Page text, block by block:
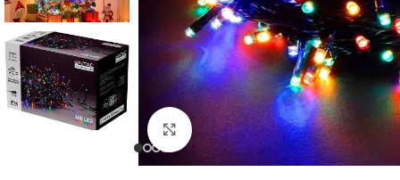
Noklikšķiniet, lai palielinātu